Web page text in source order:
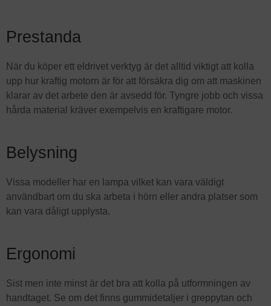
Prestanda
När du köper ett eldrivet verktyg är det alltid viktigt att kolla
upp hur kraftig motorn är för att försäkra dig om att maskinen
klarar av det arbete den är avsedd för. Tyngre jobb och vissa
hårda material kräver exempelvis en kraftigare motor.
Belysning
Vissa modeller har en lampa vilket kan vara väldigt
användbart om du ska arbeta i hörn eller andra platser som
kan vara dåligt upplysta.
Ergonomi
Sist men inte minst är det bra att kolla på utformningen av
handtaget. Se om det finns gummidetaljer i greppytan och